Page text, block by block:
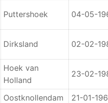
Puttershoek 04-05-
Dirksland 02-02-
Hoek van
Holland
23-02-
Oostknollendam
21-01-